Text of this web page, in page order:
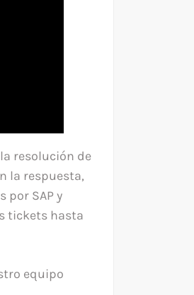
resolución de
la respuesta,
SAP y
tickets hasta
equipo